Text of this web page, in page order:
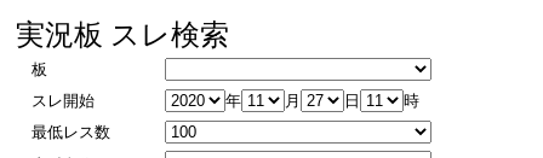
実況板 スレ検索
板
スレ開始
年 月 日
時
最低レス数